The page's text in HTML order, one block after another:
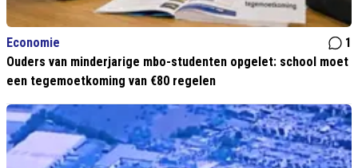
Economie
1
Ouders van minderjarige mbo-studenten opgelet: school moet
een tegemoetkoming van €80 regelen